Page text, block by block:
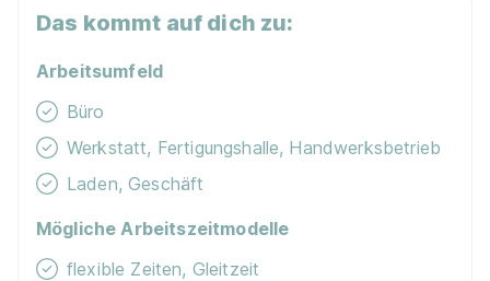
Das kommt auf dich zu:
Arbeitsumfeld
Büro
Werkstatt, Fertigungshalle, Handwerksbetrieb
Laden, Geschäft
Mögliche Arbeitszeitmodelle
flexible Zeiten, Gleitzeit